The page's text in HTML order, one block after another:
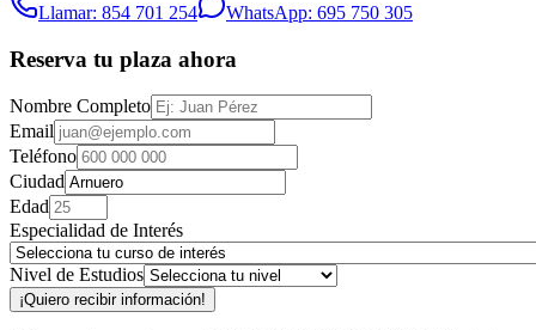
Llamar: 854 701 254
WhatsApp: 695 750 305
Reserva tu plaza ahora
Nombre Completo
Email
Teléfono
Ciudad
Edad
Especialidad de Interés
Nivel de Estudios
¡Quiero recibir información!